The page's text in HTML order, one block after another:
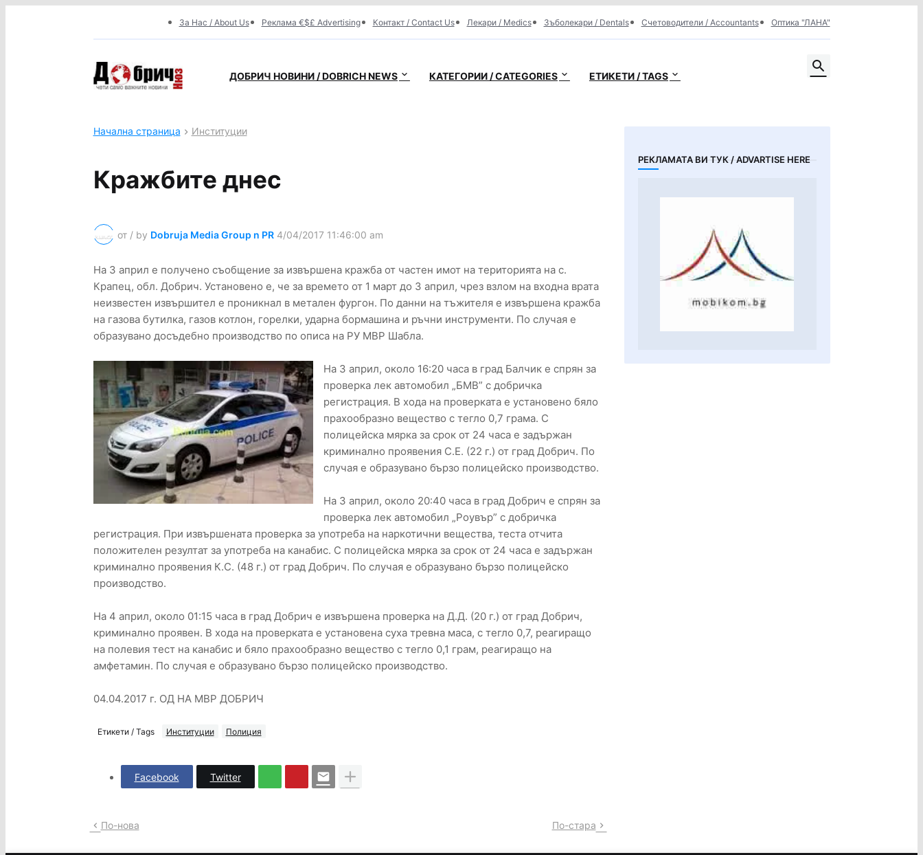
За Нас / About Us Реклама €$£ Advertising Контакт / Contact Us Лекари / Medics Зъболекари / Dentals Счетоводители / Accountants Оптика "ЛАНА"
ДОБРИЧ НОВИНИ / DOBRICH NEWS КАТЕГОРИИ / CATEGORIES ЕТИКЕТИ / TAGS
Начална страница Институции
Кражбите днес
от / by Dobruja Media Group n PR 4/04/2017 11:46:00 am
На 3 април е получено съобщение за извършена кражба от частен имот на територията на с.
Крапец, обл. Добрич. Установено е, че за времето от 1 март до 3 април, чрез взлом на входна врата
неизвестен извършител е проникнал в метален фургон. По данни на тъжителя е извършена кражба
на газова бутилка, газов котлон, горелки, ударна бормашина и ръчни инструменти. По случая е
образувано досъдебно производство по описа на РУ МВР Шабла.
На 3 април, около 16:20 часа в град Балчик е спрян за
проверка лек автомобил „БМВ” с добричка
регистрация. В хода на проверката е установено бяло
прахообразно вещество с тегло 0,7 грама. С
полицейска мярка за срок от 24 часа е задържан
криминално проявения С.Е. (22 г.) от град Добрич. По
случая е образувано бързо полицейско производство.
На 3 април, около 20:40 часа в град Добрич е спрян за
проверка лек автомобил „Роувър” с добричка
регистрация. При извършената проверка за употреба на наркотични вещества, теста отчита
положителен резултат за употреба на канабис. С полицейска мярка за срок от 24 часа е задържан
криминално проявения К.С. (48 г.) от град Добрич. По случая е образувано бързо полицейско
производство.
На 4 април, около 01:15 часа в град Добрич е извършена проверка на Д.Д. (20 г.) от град Добрич,
криминално проявен. В хода на проверката е установена суха тревна маса, с тегло 0,7, реагиращо
на полевия тест на канабис и бяло прахообразно вещество с тегло 0,1 грам, реагиращо на
амфетамин. По случая е образувано бързо полицейско производство.
04.04.2017 г. ОД НА МВР ДОБРИЧ
Етикети / Tags Институции Полиция
Facebook Twitter
По-нова По-стара
РЕКЛАМАТА ВИ ТУК / ADVARTISE HERE